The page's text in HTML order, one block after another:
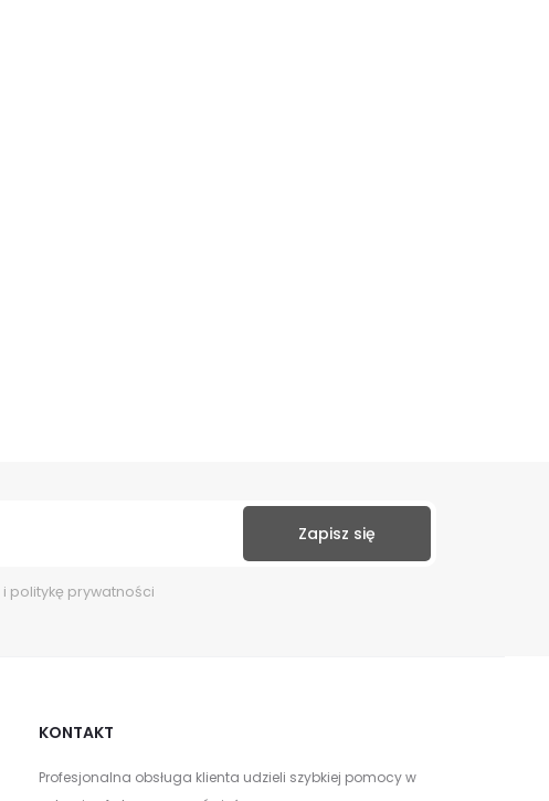
i politykę prywatności
KONTAKT
Profesjonalna obsługa klienta udzieli szybkiej pomocy w